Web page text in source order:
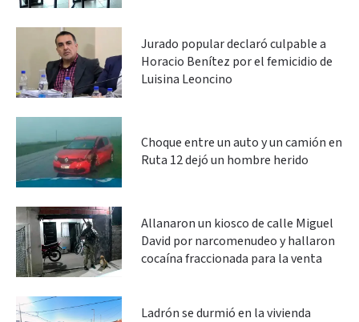
Jurado popular declaró culpable a
Horacio Benítez por el femicidio de
Luisina Leoncino
Choque entre un auto y un camión en
Ruta 12 dejó un hombre herido
Allanaron un kiosco de calle Miguel
David por narcomenudeo y hallaron
cocaína fraccionada para la venta
Ladrón se durmió en la vivienda